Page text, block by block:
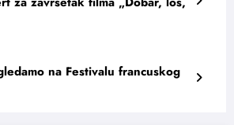
na Festivalu francuskog